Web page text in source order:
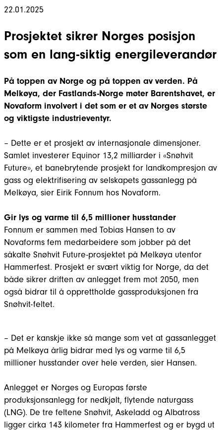
22.01.2025
Prosjektet sikrer Norges posisjon
som en lang-siktig energileverandør
På toppen av Norge og på toppen av verden. På
Melkøya, der Fastlands-Norge møter Barentshavet, er
Novaform involvert i det som er et av Norges største
og viktigste industrieventyr.
– Dette er et prosjekt av internasjonale dimensjoner.
Samlet investerer Equinor 13,2 milliarder i «Snøhvit
Future», et banebrytende prosjekt for landkompresjon av
gass og elektrifisering av selskapets gassanlegg på
Melkøya, sier Eirik Fonnum hos Novaform.
Gir lys og varme til 6,5 millioner husstander
Fonnum er sammen med Tobias Hansen to av
Novaforms fem medarbeidere som jobber på det
såkalte Snøhvit Future-prosjektet på Melkøya utenfor
Hammerfest. Prosjekt er svært viktig for Norge, da det
både sikrer driften av anlegget frem mot 2050, men
også bidrar til å opprettholde gassproduksjonen fra
Snøhvit-feltet.
– Det er kanskje ikke så mange som vet at gassanlegget
på Melkøya årlig bidrar med lys og varme til 6,5
millioner husstander over hele verden, sier Hansen.
Anlegget er Norges og Europas første
produksjonsanlegg for nedkjølt, flytende naturgass
(LNG). De tre feltene Snøhvit, Askeladd og Albatross
ligger cirka 143 kilometer fra Hammerfest og er bygd ut